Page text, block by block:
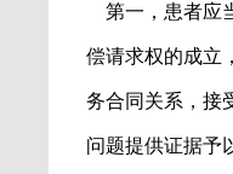
第一，患者应
偿请求权的成立
务合同关系，接
问题提供证据予